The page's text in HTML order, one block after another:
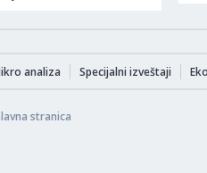
analiza Specijalni izveštaji
stranica